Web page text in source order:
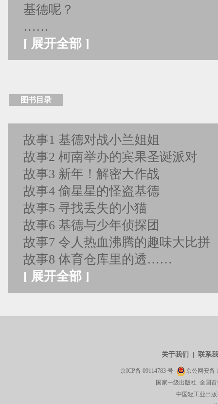
基德呢？
……
[ 展开全部 ]
图书目录
故事1 基德对战小兰姐姐
故事2 柯南举办的宾果圣诞派对
故事3 新年！解密大作战
故事4 偷星星的怪盗基德
故事5 寻找丢失的小猫
故事6 基德与少年侦探团
故事7 令人热血沸腾的趣味大比拼
故事8 体育仓库里的透……
[ 展开全部 ]
关于我们 联系
京ICP备 09114783 号 京公网安备
国家一级出版社 全国
中国轻工业出版